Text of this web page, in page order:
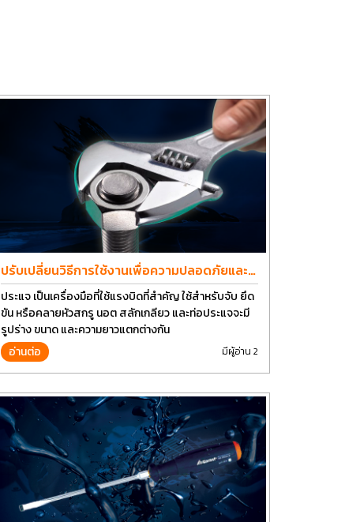
ปรับเปลี่ยนวิธีการใช้งานเพื่อความปลอดภัยและ
ยืดอายุการใช้งานประแจได้อีกนาน
ประแจ เป็นเครื่องมือที่ใช้แรงบิดที่สำคัญ ใช้สำหรับจับ ยึด
ขัน หรือคลายหัวสกรู นอต สลักเกลียว และท่อประแจจะมี
รูปร่าง ขนาด และความยาวแตกต่างกัน
อ่านต่อ
มีผู้อ่าน 2